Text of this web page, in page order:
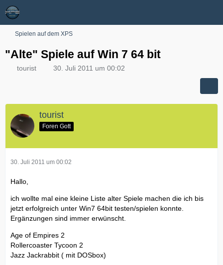
Spielen auf dem XPS
"Alte" Spiele auf Win 7 64 bit
tourist 30. Juli 2011 um 00:02
tourist
Foren Gott
30. Juli 2011 um 00:02
Hallo,
ich wollte mal eine kleine Liste alter Spiele machen die ich bis
jetzt erfolgreich unter Win7 64bit testen/spielen konnte.
Ergänzungen sind immer erwünscht.
Age of Empires 2
Rollercoaster Tycoon 2
Jazz Jackrabbit ( mit DOSbox)